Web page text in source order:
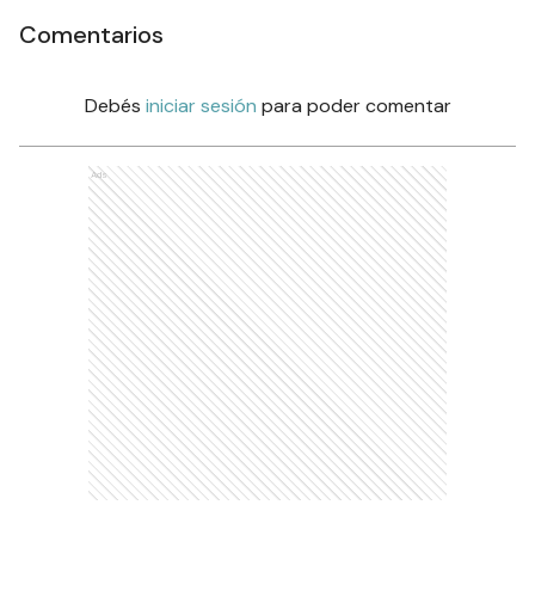
Comentarios
Debés iniciar sesión para poder comentar
Ads